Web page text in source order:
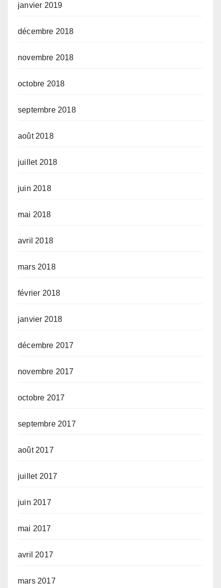
janvier 2019
décembre 2018
novembre 2018
octobre 2018
septembre 2018
août 2018
juillet 2018
juin 2018
mai 2018
avril 2018
mars 2018
février 2018
janvier 2018
décembre 2017
novembre 2017
octobre 2017
septembre 2017
août 2017
juillet 2017
juin 2017
mai 2017
avril 2017
mars 2017